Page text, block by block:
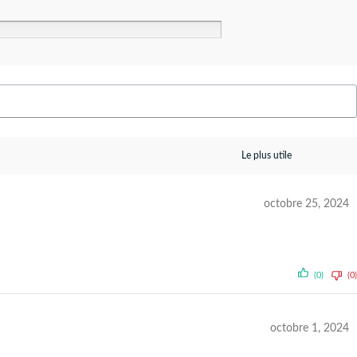
octobre 25, 2024
(0) (0)
octobre 1, 2024